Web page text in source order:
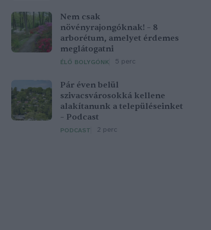
Nem csak
növényrajongóknak! – 8
arborétum, amelyet érdemes
meglátogatni
ÉLŐ BOLYGÓNK 5 perc
Pár éven belül
szivacsvárosokká kellene
alakítanunk a településeinket
– Podcast
PODCAST 2 perc